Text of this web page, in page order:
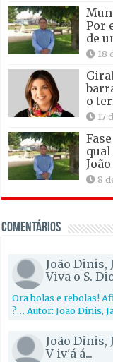
Por
de
18
o
17
8
Comentários
João Dinis,
Viva o S.
Ora bolas e rebolas!
?… Autor: João Dinis,
João Dinis,
V iv'á á...